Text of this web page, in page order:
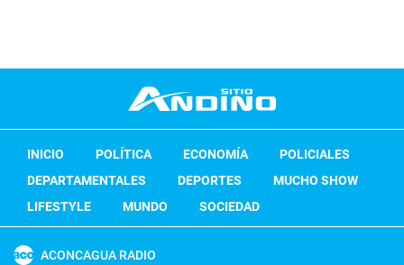
INICIO POLÍTICA ECONOMÍA
POLICIALES
DEPARTAMENTALES
DEPORTES
MUCHO SHOW
LIFESTYLE
MUNDO SOCIEDAD
ACONCAGUA RADIO